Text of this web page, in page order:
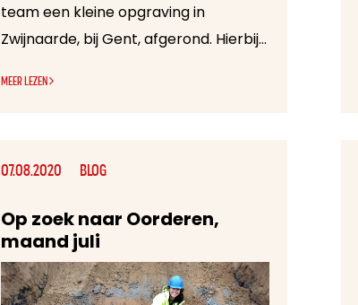
team een kleine opgraving in
Zwijnaarde, bij Gent, afgerond. Hierbij is een terrein onderzocht in een industriegebied, waar een grote parkeergarage zou worden gebouwd. Het onderzoek heeft ons sporen uit de metaaltijden, de late middeleeuwen en de nieuwste tijd opgeleverd. Dat er op deze locatie archeologische resten in de bodem zitten, was een verrassing aangezien onderzoek in de omgeving tot nu toe nog niets heeft opgeleverd.
MEER LEZEN
07.08.2020 BLOG
Op zoek naar Oorderen,
maand juli